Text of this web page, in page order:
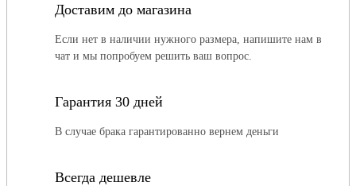
Доставим до магазина
Если нет в наличии нужного размера, напишите нам в
чат и мы попробуем решить ваш вопрос.
Гарантия 30 дней
В случае брака гарантированно вернем деньги
Всегда дешевле